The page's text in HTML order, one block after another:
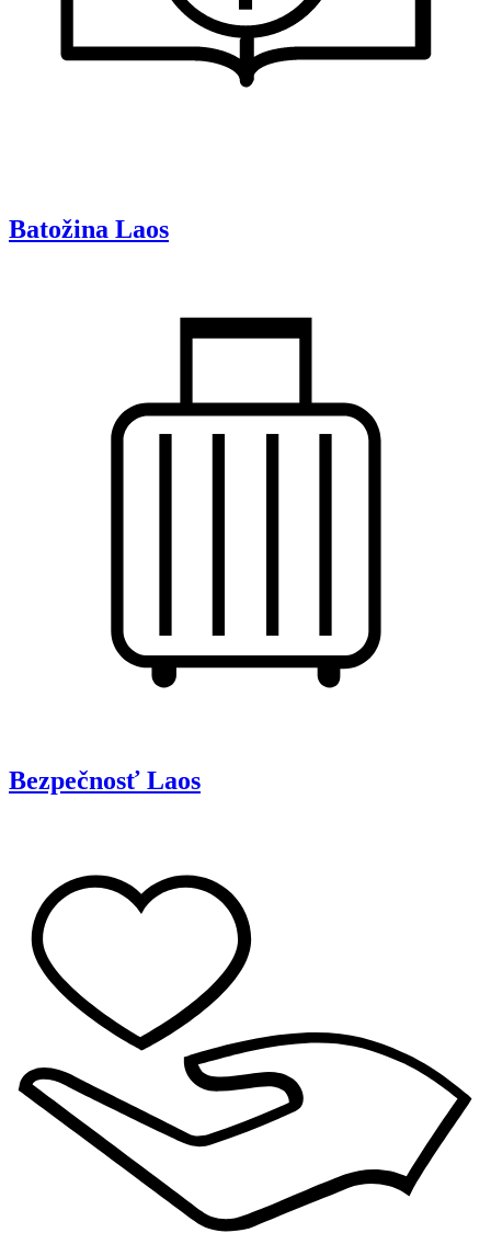
Batožina Laos
Bezpečnosť Laos